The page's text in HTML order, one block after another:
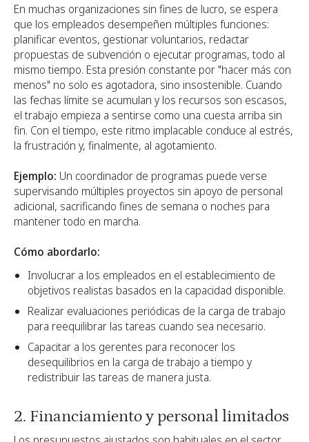
En muchas organizaciones sin fines de lucro, se espera
que los empleados desempeñen múltiples funciones:
planificar eventos, gestionar voluntarios, redactar
propuestas de subvención o ejecutar programas, todo al
mismo tiempo. Esta presión constante por "hacer más con
menos" no solo es agotadora, sino insostenible. Cuando
las fechas límite se acumulan y los recursos son escasos,
el trabajo empieza a sentirse como una cuesta arriba sin
fin. Con el tiempo, este ritmo implacable conduce al estrés,
la frustración y, finalmente, al agotamiento.
Ejemplo: Un coordinador de programas puede verse
supervisando múltiples proyectos sin apoyo de personal
adicional, sacrificando fines de semana o noches para
mantener todo en marcha.
Cómo abordarlo:
Involucrar a los empleados en el establecimiento de
objetivos realistas basados en la capacidad disponible.
Realizar evaluaciones periódicas de la carga de trabajo
para reequilibrar las tareas cuando sea necesario.
Capacitar a los gerentes para reconocer los
desequilibrios en la carga de trabajo a tiempo y
redistribuir las tareas de manera justa.
2. Financiamiento y personal limitados